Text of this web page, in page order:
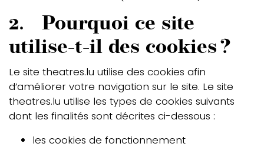
2. Pourquoi ce site
utilise-t-il des cookies ?
Le site theatres.lu utilise des cookies afin
d’améliorer votre navigation sur le site. Le site
theatres.lu utilise les types de cookies suivants
dont les finalités sont décrites ci-dessous :
les cookies de fonctionnement